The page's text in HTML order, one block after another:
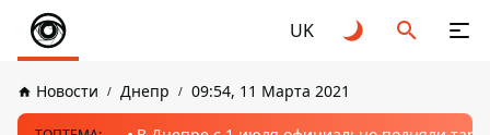
UK
Новости Днепр 09:54, 11 Марта 2021